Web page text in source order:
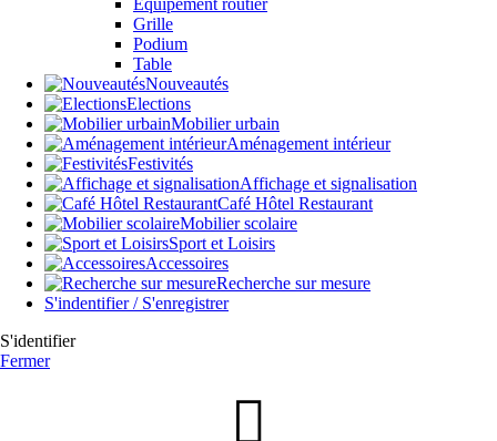
Grille
Podium
Table
Nouveautés
Elections
Mobilier urbain
Aménagement intérieur
Festivités
Affichage et signalisation
Café Hôtel Restaurant
Mobilier scolaire
Sport et Loisirs
Accessoires
Recherche sur mesure
S'indentifier / S'enregistrer
S'identifier
Fermer